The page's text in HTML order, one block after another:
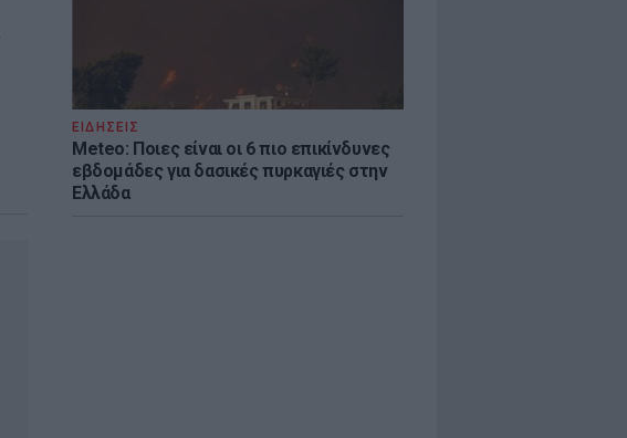
ΕΙΔΗΣΕΙΣ
Meteo: Ποιες είναι οι 6 πιο επικίνδυνες
εβδομάδες για δασικές πυρκαγιές στην
Ελλάδα